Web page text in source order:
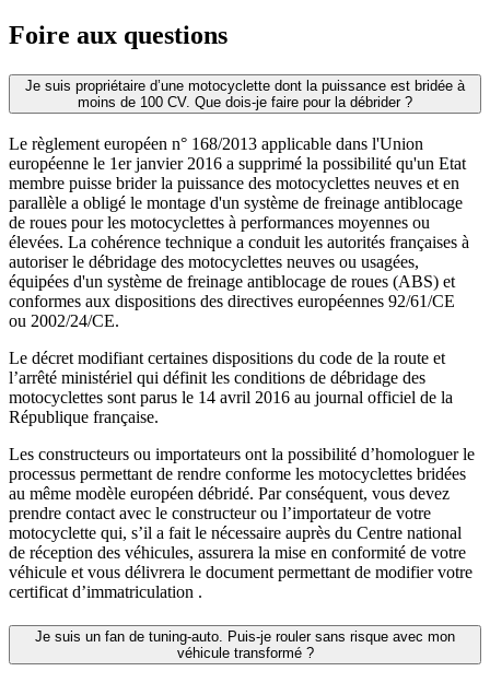
Foire aux questions
Je suis propriétaire d’une motocyclette dont la puissance est bridée à
moins de 100 CV. Que dois-je faire pour la débrider ?
Le règlement européen n° 168/2013 applicable dans l'Union
européenne le 1er janvier 2016 a supprimé la possibilité qu'un Etat
membre puisse brider la puissance des motocyclettes neuves et en
parallèle a obligé le montage d'un système de freinage antiblocage
de roues pour les motocyclettes à performances moyennes ou
élevées. La cohérence technique a conduit les autorités françaises à
autoriser le débridage des motocyclettes neuves ou usagées,
équipées d'un système de freinage antiblocage de roues (ABS) et
conformes aux dispositions des directives européennes 92/61/CE
ou 2002/24/CE.
Le décret modifiant certaines dispositions du code de la route et
l’arrêté ministériel qui définit les conditions de débridage des
motocyclettes sont parus le 14 avril 2016 au journal officiel de la
République française.
Les constructeurs ou importateurs ont la possibilité d’homologuer le
processus permettant de rendre conforme les motocyclettes bridées
au même modèle européen débridé. Par conséquent, vous devez
prendre contact avec le constructeur ou l’importateur de votre
motocyclette qui, s’il a fait le nécessaire auprès du Centre national
de réception des véhicules, assurera la mise en conformité de votre
véhicule et vous délivrera le document permettant de modifier votre
certificat d’immatriculation .
Je suis un fan de tuning-auto. Puis-je rouler sans risque avec mon
véhicule transformé ?